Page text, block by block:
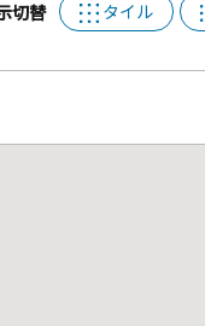
切替 タイル